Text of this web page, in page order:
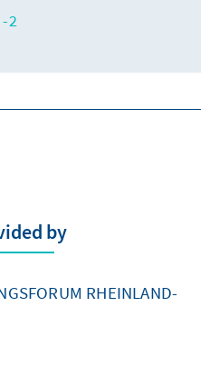
-2
by
RHEINLAND-